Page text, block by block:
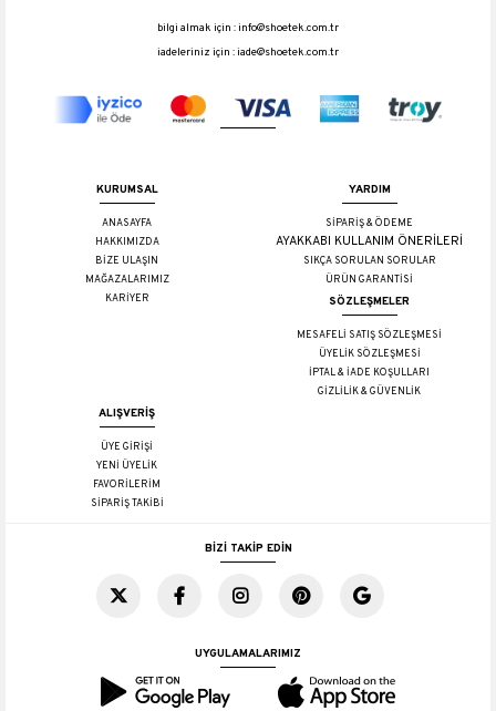
bilgi almak için :info@shoetek.com.tr
iadeleriniz için :iade@shoetek.com.tr
KURUMSAL
ANASAYFA
HAKKIMIZDA
BİZE ULAŞIN
MAĞAZALARIMIZ
KARİYER
YARDIM
SİPARİŞ & ÖDEME
AYAKKABI KULLANIM ÖNERİLERİ
SIKÇA SORULAN SORULAR
ÜRÜN GARANTİSİ
SÖZLEŞMELER
MESAFELİ SATIŞ SÖZLEŞMESİ
ÜYELİK SÖZLEŞMESİ
İPTAL & İADE KOŞULLARI
GİZLİLİK & GÜVENLİK
ALIŞVERİŞ
ÜYE GİRİŞİ
YENİ ÜYELİK
FAVORİLERİM
SİPARİŞ TAKİBİ
BİZİ TAKİP EDİN
UYGULAMALARIMIZ